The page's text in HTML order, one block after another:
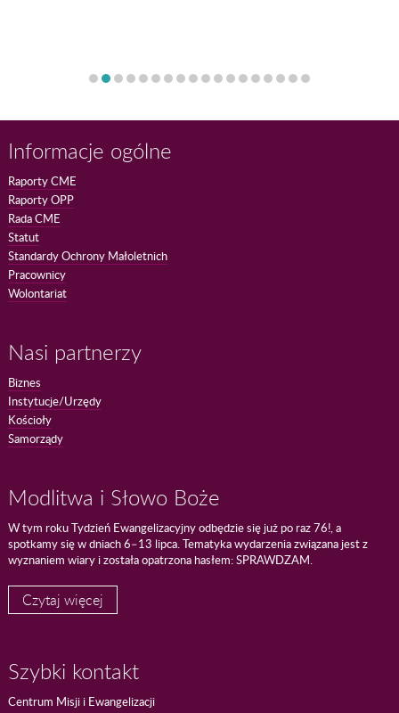
Informacje ogólne
Raporty CME
Raporty OPP
Rada CME
Statut
Standardy Ochrony Małoletnich
Pracownicy
Wolontariat
Nasi partnerzy
Biznes
Instytucje/Urzędy
Kościoły
Samorządy
Modlitwa i Słowo Boże
W tym roku Tydzień Ewangelizacyjny odbędzie się już po raz 76!, a
spotkamy się w dniach 6–13 lipca. Tematyka wydarzenia związana jest z
wyznaniem wiary i została opatrzona hasłem: SPRAWDZAM.
Czytaj więcej
Szybki kontakt
Centrum Misji i Ewangelizacji